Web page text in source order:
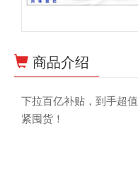
商品介绍
下拉百亿补贴，到手超
紧囤货！